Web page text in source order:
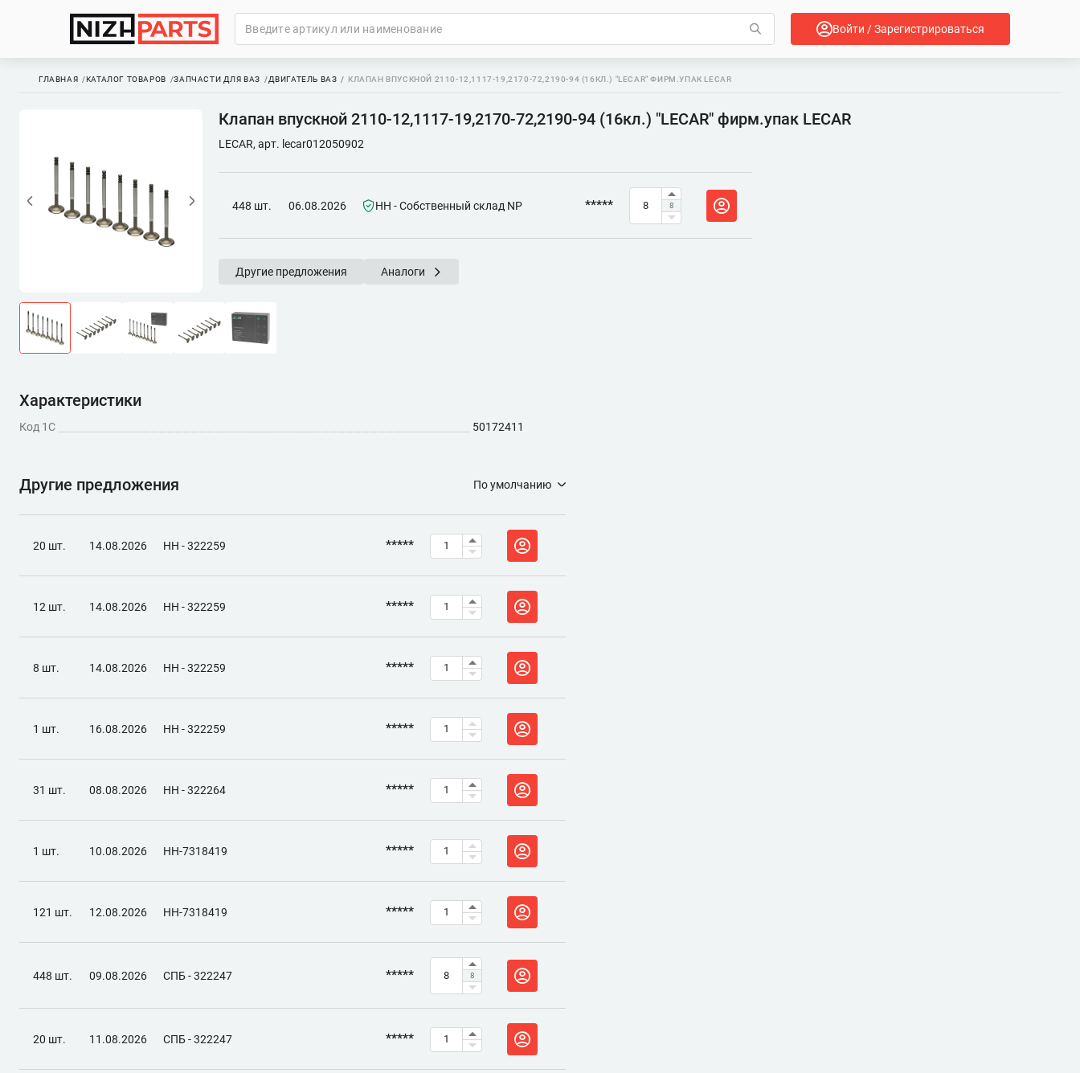
Войти / Зарегистрироваться
ГЛАВНАЯ КАТАЛОГ ТОВАРОВ ЗАПЧАСТИ ДЛЯ ВАЗ ДВИГАТЕЛЬ ВАЗ КЛАПАН ВПУСКНОЙ 2110-12,1117-19,2170-72,2190-94 (16КЛ.) "LECAR" ФИРМ.УПАК LECAR
Клапан впускной 2110-12,1117-19,2170-72,2190-94 (16кл.) "LECAR" фирм.упак LECAR
LECAR, арт. lecar012050902
448 шт. 06.08.2026 НН - Собственный склад NP ***** 8
Другие предложения Аналоги
Характеристики
Код 1С 50172411
Другие предложения По умолчанию
20 шт. 14.08.2026 НН - 322259 *****
12 шт. 14.08.2026 НН - 322259 *****
8 шт. 14.08.2026 НН - 322259 *****
1 шт. 16.08.2026 НН - 322259 *****
31 шт. 08.08.2026 НН - 322264 *****
1 шт. 10.08.2026 НН-7318419 *****
121 шт. 12.08.2026 НН-7318419 *****
448 шт. 09.08.2026 СПБ - 322247 ***** 8
20 шт. 11.08.2026 СПБ - 322247 *****